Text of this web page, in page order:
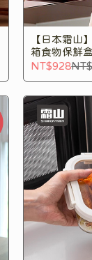
【日本霜山
箱食物保鮮
NT$928